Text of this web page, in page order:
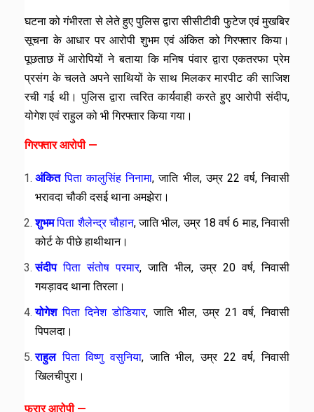
घटना को गंभीरता से लेते हुए पुलिस द्वारा सीसीटीवी फुटेज एवं मुखबिर
सूचना के आधार पर आरोपी शुभम एवं अंकित को गिरफ्तार किया।
पूछताछ में आरोपियों ने बताया कि मनिष पंवार द्वारा एकतरफा प्रेम
प्रसंग के चलते अपने साथियों के साथ मिलकर मारपीट की साजिश
रची गई थी। पुलिस द्वारा त्वरित कार्यवाही करते हुए आरोपी संदीप,
योगेश एवं राहुल को भी गिरफ्तार किया गया।
गिरफ्तार आरोपी —
अंकितपिता कालुसिंह निनामा, जाति भील, उम्र 22 वर्ष, निवासी
भरावदा चौकी दसई थाना अमझेरा।
शुभमपिता शैलेन्द्र चौहान, जाति भील, उम्र 18 वर्ष 6 माह, निवासी
कोर्ट के पीछे हाथीथान।
संदीपपिता संतोष परमार, जाति भील, उम्र 20 वर्ष, निवासी
गयड़ावद थाना तिरला।
योगेशपिता दिनेश डोडियार, जाति भील, उम्र 21 वर्ष, निवासी
पिपलदा।
राहुलपिता विष्णु वसुनिया, जाति भील, उम्र 22 वर्ष, निवासी
खिलचीपुरा।
फरार आरोपी —